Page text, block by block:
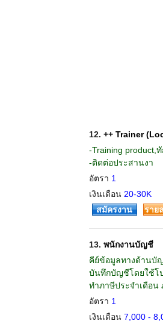
12. ++ Trainer
-Training product,
-ติดต่อประสานงา
อัตรา 1
เงินเดือน 20-30K
สมัครงาน ราย
13. พนักงานบัญชี
คีย์ข้อมูลทางด้านบั
บันทึกบัญชีโดยใช้โป
ทำภาษีประจำเดือน
อัตรา 1
เงินเดือน 7,000 -